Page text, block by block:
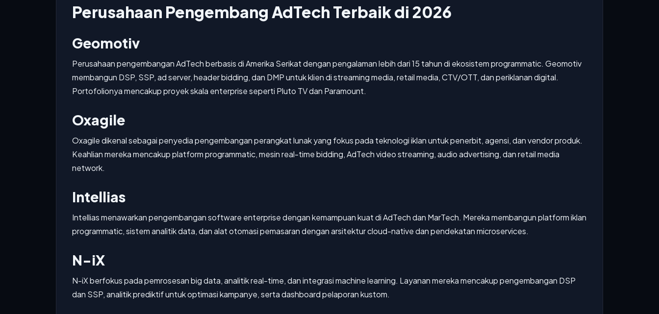
Perusahaan Pengembang AdTech Terbaik di 2026
Geomotiv
Perusahaan pengembangan AdTech berbasis di Amerika Serikat dengan pengalaman lebih dari 15 tahun di ekosistem programmatic. Geomotiv
membangun DSP, SSP, ad server, header bidding, dan DMP untuk klien di streaming media, retail media, CTV/OTT, dan periklanan digital.
Portofolionya mencakup proyek skala enterprise seperti Pluto TV dan Paramount.
Oxagile
Oxagile dikenal sebagai penyedia pengembangan perangkat lunak yang fokus pada teknologi iklan untuk penerbit, agensi, dan vendor produk.
Keahlian mereka mencakup platform programmatic, mesin real-time bidding, AdTech video streaming, audio advertising, dan retail media
network.
Intellias
Intellias menawarkan pengembangan software enterprise dengan kemampuan kuat di AdTech dan MarTech. Mereka membangun platform iklan
programmatic, sistem analitik data, dan alat otomasi pemasaran dengan arsitektur cloud-native dan pendekatan microservices.
N-iX
N-iX berfokus pada pemrosesan big data, analitik real-time, dan integrasi machine learning. Layanan mereka mencakup pengembangan DSP
dan SSP, analitik prediktif untuk optimasi kampanye, serta dashboard pelaporan kustom.